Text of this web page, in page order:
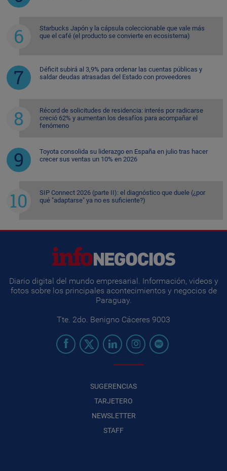
Starbucks Japón y la cápsula coleccionable que vale más
que el café (el producto se convierte en ecosistema)
Déficit subirá al 3,9% para ordenar las cuentas públicas y
saldar deudas atrasadas del Estado con proveedores
Récord de solicitudes de residencia: interés por radicarse
creció 62% y aumentan los desafíos para acompañar el
fenómeno
Toyota consolida su liderazgo en España en julio tras hacer
crecer sus ventas un 10% en 2026
SIP Connect 2026 (parte II): el diagnóstico que duele (¿por
qué "adaptarse" ya no es suficiente?)
Diario digital del mundo empresarial. Información, videos y
fotos sobre los principales acontecimientos y negocios de
Paraguay.
Tte. 2do. Benigno Cáceres 9003
SUGERENCIAS
TARJETERO
NEWSLETTER
STAFF